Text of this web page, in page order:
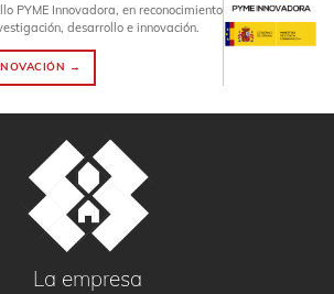
PYME Innovadora, en reconocimiento
desarrollo e innovación.
→
La empresa